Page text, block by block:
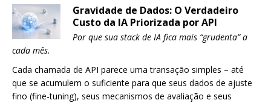
Gravidade de Dados: O Verdadeiro
Custo da IA Priorizada por API
Por que sua stack de IA fica mais “grudenta” a
cada mês.
Cada chamada de API parece uma transação simples – até
que se acumulem o suficiente para que seus dados de ajuste
fino (fine-tuning), seus mecanismos de avaliação e seus